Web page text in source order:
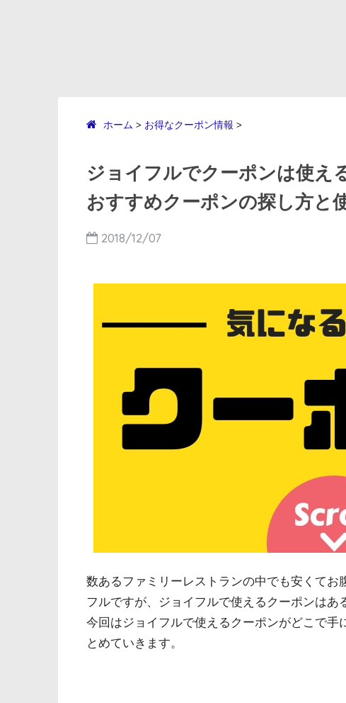
ホーム > お得なクーポン情報 >
ジョイフルでクーポンは使え
おすすめクーポンの探し方と
2018/12/07
数あるファミリーレストランの中でも安くてお
フルですが、ジョイフルで使えるクーポンはあ
今回はジョイフルで使えるクーポンがどこで手
とめていきます。